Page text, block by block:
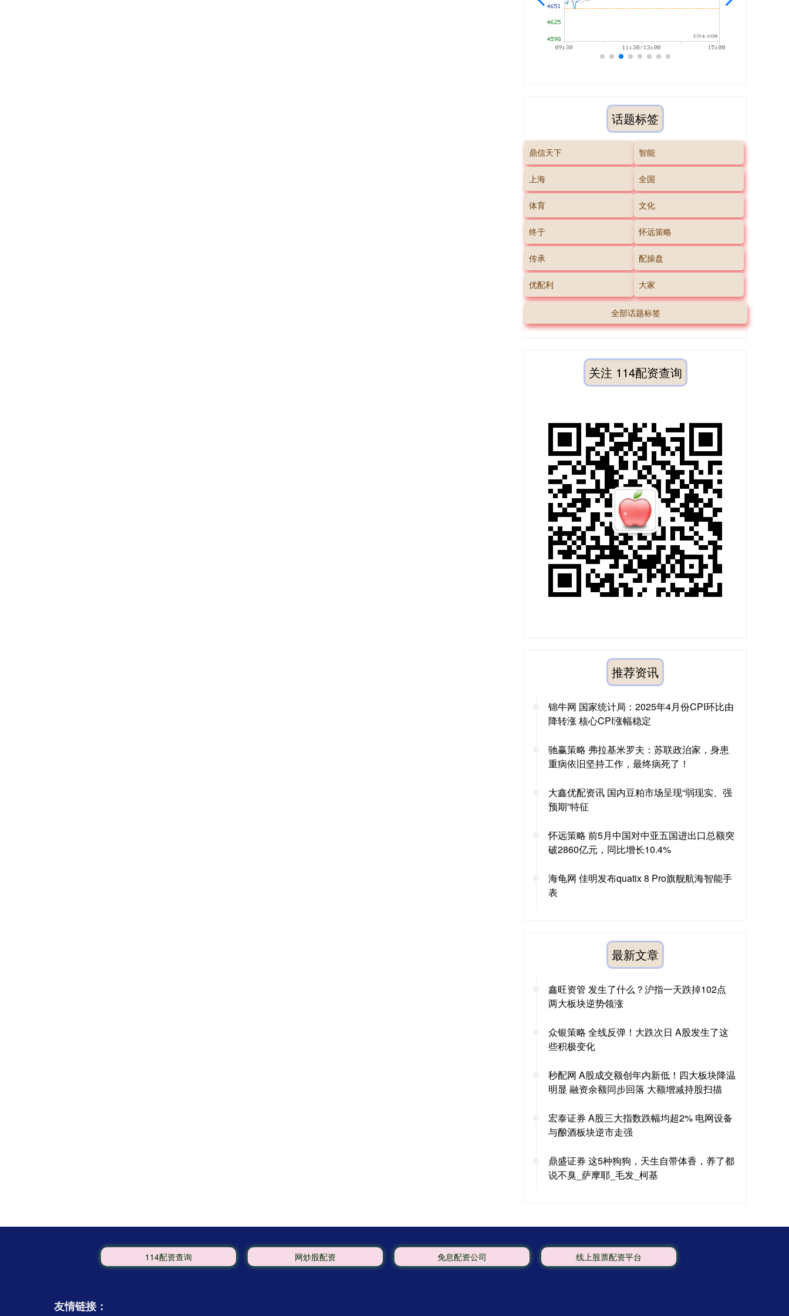
话题标签
鼎信天下 智能
上海 全国
体育 文化
终于 怀远策略
传承 配操盘
优配利 大家
全部话题标签
关注 114配资查询
推荐资讯
锦牛网 国家统计局：2025年4月份CPI环比由
降转涨 核心CPI涨幅稳定
驰赢策略 弗拉基米罗夫：苏联政治家，身患
重病依旧坚持工作，最终病死了！
大鑫优配资讯 国内豆粕市场呈现“弱现实、强
预期”特征
怀远策略 前5月中国对中亚五国进出口总额突
破2860亿元，同比增长10.4%
海龟网 佳明发布quatix 8 Pro旗舰航海智能手
表
最新文章
鑫旺资管 发生了什么？沪指一天跌掉102点
两大板块逆势领涨
众银策略 全线反弹！大跌次日 A股发生了这
些积极变化
秒配网 A股成交额创年内新低！四大板块降温
明显 融资余额同步回落 大额增减持股扫描
宏泰证券 A股三大指数跌幅均超2% 电网设备
与酿酒板块逆市走强
鼎盛证券 这5种狗狗，天生自带体香，养了都
说不臭_萨摩耶_毛发_柯基
114配资查询 网炒股配资 免息配资公司 线上股票配资平台
友情链接：